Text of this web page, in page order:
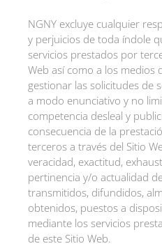
NGNY excluye cualquier
y perjuicios de toda índole
servicios prestados por
Web así como a los medios
gestionar las solicitudes de
a modo enunciativo y no
competencia desleal y
consecuencia de la
terceros a través del Sitio
veracidad, exactitud,
pertinencia y/o actualidad
transmitidos, difundidos,
obtenidos, puestos a
mediante los servicios
de este Sitio Web.